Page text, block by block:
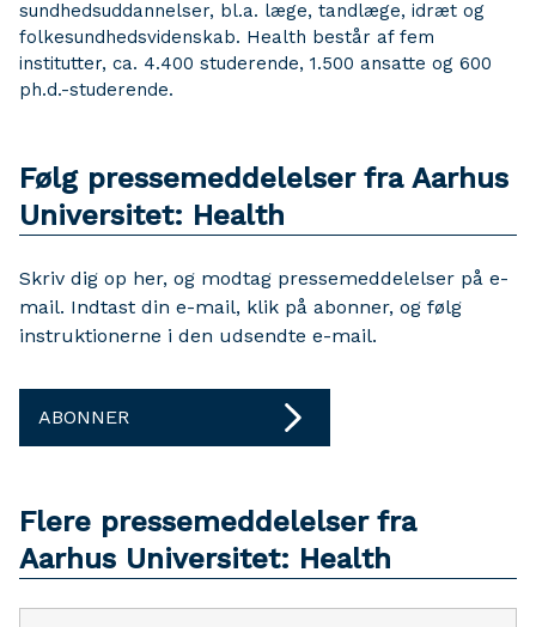
sundhedsuddannelser, bl.a. læge, tandlæge, idræt og
folkesundhedsvidenskab. Health består af fem
institutter, ca. 4.400 studerende, 1.500 ansatte og 600
ph.d.-studerende.
Følg pressemeddelelser fra Aarhus
Universitet: Health
Skriv dig op her, og modtag pressemeddelelser på e-
mail. Indtast din e-mail, klik på abonner, og følg
instruktionerne i den udsendte e-mail.
ABONNER
Flere pressemeddelelser fra
Aarhus Universitet: Health